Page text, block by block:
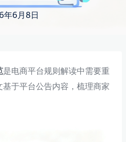
年6月8日
是电商平台规则解读中需要重
于平台公告内容，梳理商家